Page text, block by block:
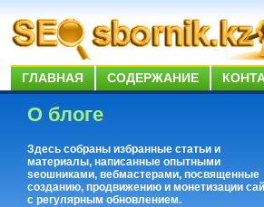
ГЛАВНАЯ СОДЕРЖАНИЕ
О блоге
Здесь собраны избранные статьи и
материалы, написанные опытными
seoшниками, вебмастерами, посвященные
созданию, продвижению и монетизации
с регулярным обновлением.